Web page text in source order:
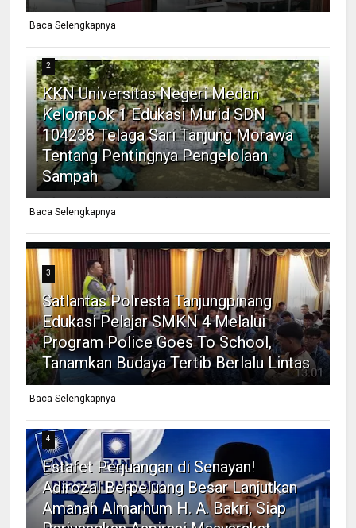
Baca Selengkapnya
2
KKN Universitas Negeri Medan
Kelompok 1 Edukasi Murid SDN
104238 Telaga Sari Tanjung Morawa
Tentang Pentingnya Pengelolaan
Sampah
Baca Selengkapnya
3
Satlantas Polresta Tanjungpinang
Edukasi Pelajar SMKN 4 Melalui
Program Police Goes To School,
Tanamkan Budaya Tertib Berlalu Lintas
Baca Selengkapnya
4
Estafet Perjuangan di Senayan!
Adirozal Berpeluang Besar Lanjutkan
Amanah Almarhum H. A. Bakri, Siap